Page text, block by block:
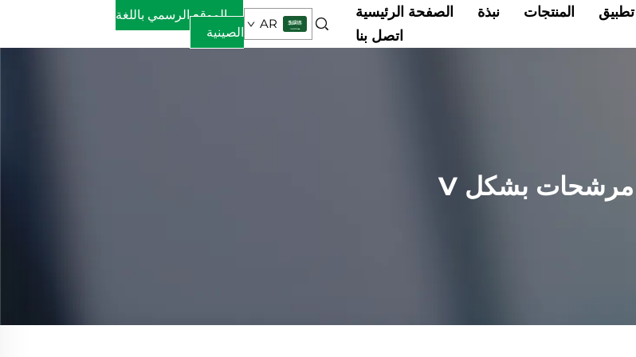
الصفحة الرئيسية نبذة المنتجات تطبيق
اتصل بنا
AR
الموقع الرسمي باللغة
الصينية
مرشحات بشكل V